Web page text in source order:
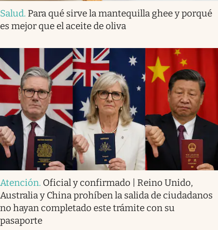
Salud. Para qué sirve la mantequilla ghee y porqué
es mejor que el aceite de oliva
Atención. Oficial y confirmado | Reino Unido,
Australia y China prohíben la salida de ciudadanos
no hayan completado este trámite con su
pasaporte